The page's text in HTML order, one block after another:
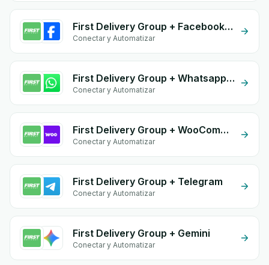
First Delivery Group + Facebook Conversion API (CAPI)
Conectar y Automatizar
First Delivery Group + Whatsapp API
Conectar y Automatizar
First Delivery Group + WooCommerce
Conectar y Automatizar
First Delivery Group + Telegram
Conectar y Automatizar
First Delivery Group + Gemini
Conectar y Automatizar